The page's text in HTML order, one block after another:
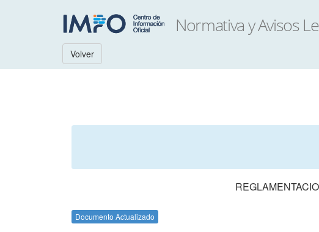
Volver
Documento Actualizado